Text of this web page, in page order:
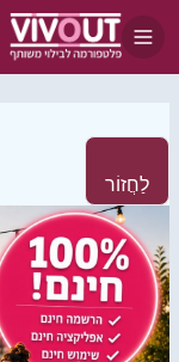
לַחֲזוֹר